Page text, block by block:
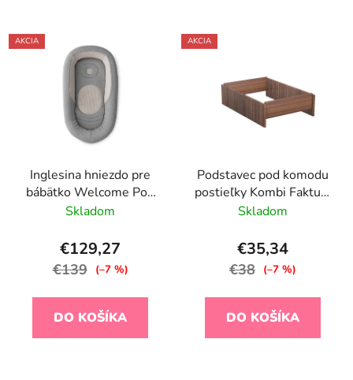
AKCIA
Inglesina hniezdo pre
bábätko Welcome Pod
Harmony Grey
Skladom
€129,27
€139 (–7 %)
DO KOŠÍKA
AKCIA
Podstavec pod komodu
postieľky Kombi Faktum
Makaó
Skladom
€35,34
€38 (–7 %)
DO KOŠÍKA